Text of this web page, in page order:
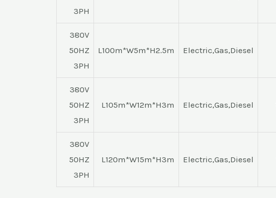
3PH
Electric,Gas,Diesel
L100m*W5m*H2.5m
380V
50HZ
3PH
Electric,Gas,Diesel
L105m*W12m*H3m
380V
50HZ
3PH
Electric,Gas,Diesel
L120m*W15m*H3m
380V
50HZ
3PH